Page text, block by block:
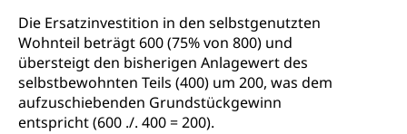
Die Ersatzinvestition in den selbstgenutzten
Wohnteil beträgt 600 (75% von 800) und
übersteigt den bisherigen Anlagewert des
selbstbewohnten Teils (400) um 200, was dem
aufzuschiebenden Grundstückgewinn
entspricht (600 ./. 400 = 200).